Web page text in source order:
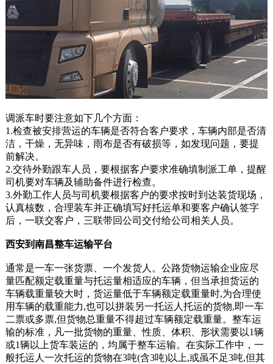
调派车时要注意如下几个方面：
1.检查被安排营运的车辆是否符合客户要求，车辆内部是否清
洁，干燥，无异味，雨布是否有破损等，如发现问题，要提
前解决。
2.交待外勤跟车人员，要根据客户要求准确填制派工单，提醒
司机要对车辆及辅助备件进行检查。
3.外勤工作人员与司机要根据客户的要求按时到达装货现场，
认真核数，合理装车并正确填写好托运单和要客户确认签字
后，一联交客户，三联带回公司交付给公司相关人员。
西安到南昌整车运输平台
通常是一车一张货票、一个发货人。公路货物运输企业应尽
量匹配额定载重量与托运量相适应的车辆，但当承担货运的
车辆载重量较大时，货运量低于车辆额定载重量时,为合理使
用车辆的载重能力,也可以拼装另一托运人托运的货物,即一车
二票或多票,但货物总重量不得超过车辆额定载重量。整车运
输的标准，凡一批货物的重量、性质、体积、形状需要以1辆
或1辆以上货车装运的，均属于整车运输。在实际工作中，一
般托运人一次托运的货物在3吨(含3吨)以上,或虽不足3吨,但其